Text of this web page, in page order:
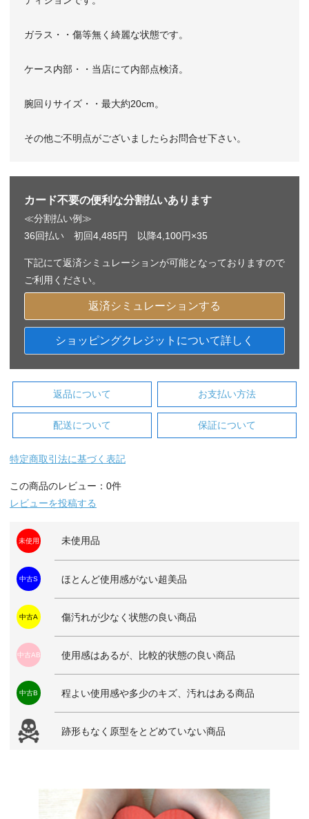
ガラス・・傷等無く綺麗な状態です。
ケース内部・・当店にて内部点検済。
腕回りサイズ・・最大約20cm。
その他ご不明点がございましたらお問合せ下さい。
カード不要の便利な分割払いあります
≪分割払い例≫
36回払い 初回4,485円 以降4,100円×35
下記にて返済シミュレーションが可能となっておりますので
ご利用ください。
返済シミュレーションする
ショッピングクレジットについて詳しく
返品について お支払い方法
配送について 保証について
特定商取引法に基づく表記
この商品のレビュー：0件
レビューを投稿する
未使用 未使用品
中古S ほとんど使用感がない超美品
中古A 傷汚れが少なく状態の良い商品
中古AB 使用感はあるが、比較的状態の良い商品
中古B 程よい使用感や多少のキズ、汚れはある商品
跡形もなく原型をとどめていない商品